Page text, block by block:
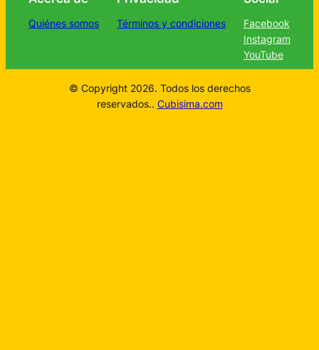
Quiénes somos Términos y condiciones
Facebook
Instagram
YouTube
© Copyright 2026. Todos los derechos
reservados.. Cubisima.com